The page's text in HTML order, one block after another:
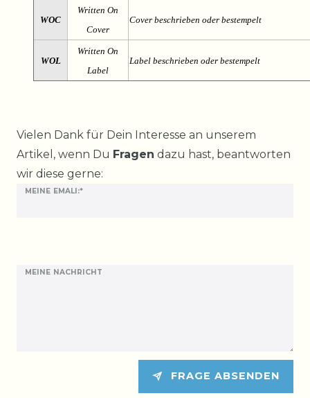
WOC
Written On
Cover
Cover beschrieben oder bestempelt
WOL
Written On
Label
Label beschrieben oder bestempelt
Vielen Dank für Dein Interesse an unserem
Artikel, wenn Du Fragen dazu hast, beantworten
wir diese gerne:
MEINE EMALI:*
MEINE NACHRICHT
Ceres::Template.mailFormHoneypotLabel
FRAGE ABSENDEN